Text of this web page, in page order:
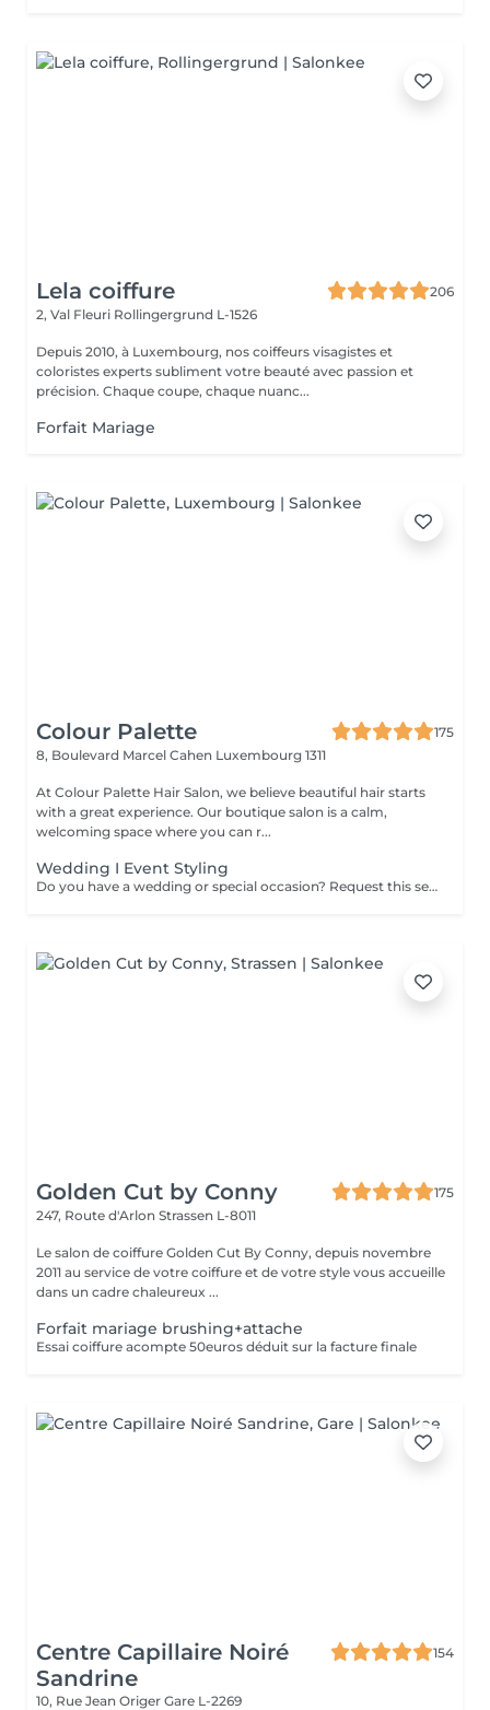
Lela coiffure
206
2, Val Fleuri Rollingergrund L-1526
Depuis 2010, à Luxembourg, nos coiffeurs visagistes et
coloristes experts subliment votre beauté avec passion et
précision. Chaque coupe, chaque nuanc...
Forfait Mariage
Colour Palette
175
8, Boulevard Marcel Cahen Luxembourg 1311
At Colour Palette Hair Salon, we believe beautiful hair starts
with a great experience. Our boutique salon is a calm,
welcoming space where you can r...
Wedding I Event Styling
Do you have a wedding or special occasion? Request this service by email and include photos of your current hair and desired look
Golden Cut by Conny
175
247, Route d'Arlon Strassen L-8011
Le salon de coiffure Golden Cut By Conny, depuis novembre
2011 au service de votre coiffure et de votre style vous accueille
dans un cadre chaleureux ...
Forfait mariage brushing+attache
Essai coiffure acompte 50euros déduit sur la facture finale
Centre Capillaire Noiré
Sandrine
154
10, Rue Jean Origer Gare L-2269